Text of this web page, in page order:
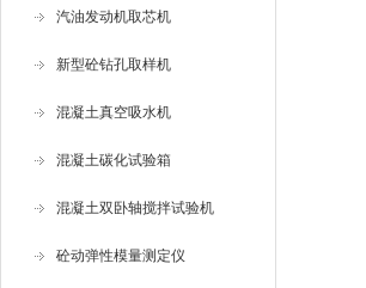
汽油发动机取芯机
新型砼钻孔取样机
混凝土真空吸水机
混凝土碳化试验箱
混凝土双卧轴搅拌试验机
砼动弹性模量测定仪